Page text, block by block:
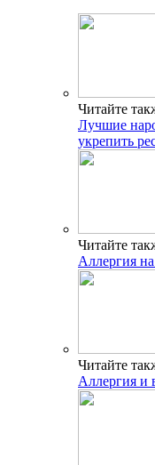
Читайте
Лучшие
укрепить
Читайте
Аллергия
Читайте
Аллергия и